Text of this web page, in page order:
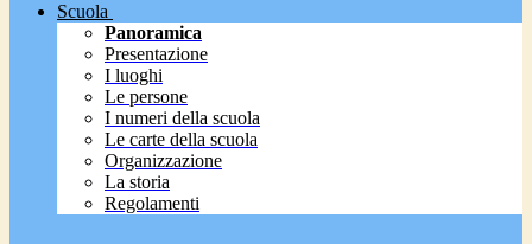
Scuola
Panoramica
Presentazione
I luoghi
Le persone
I numeri della scuola
Le carte della scuola
Organizzazione
La storia
Regolamenti